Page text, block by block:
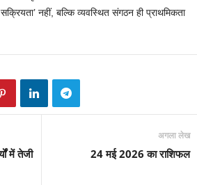
नहीं, बल्कि व्यवस्थित संगठन ही प्राथमिकता
में तेजी
अगला लेख
24 मई 2026 का राशिफल